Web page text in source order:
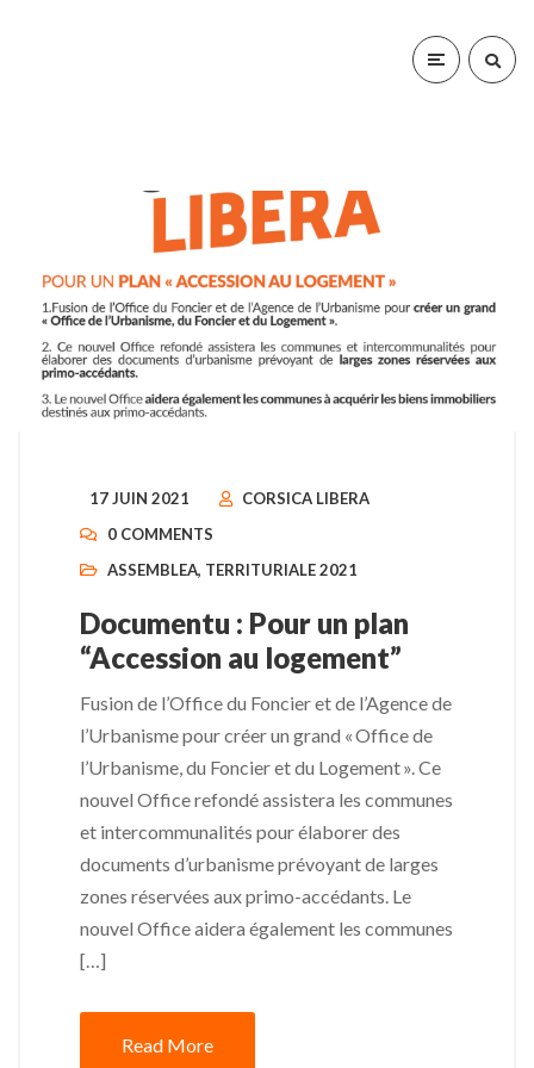
17 JUIN 2021
CORSICA LIBERA
0 COMMENTS
ASSEMBLEA, TERRITURIALE 2021
Documentu : Pour un plan
“Accession au logement”
Fusion de l’Office du Foncier et de l’Agence de
l’Urbanisme pour créer un grand « Office de
l’Urbanisme, du Foncier et du Logement ». Ce
nouvel Office refondé assistera les communes
et intercommunalités pour élaborer des
documents d’urbanisme prévoyant de larges
zones réservées aux primo-accédants. Le
nouvel Office aidera également les communes
[…]
Read More